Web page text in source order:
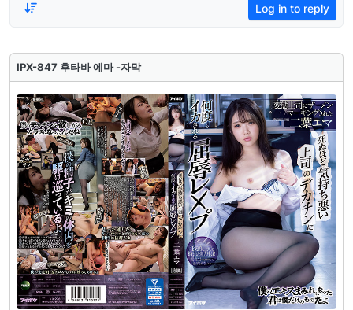
Log in to reply
IPX-847 후타바 에마 -자막